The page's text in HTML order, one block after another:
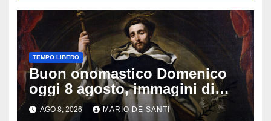
TEMPO LIBERO
Buon onomastico Domenico
oggi 8 agosto, immagini di
auguri da condividere
AGO 8, 2026 MARIO DE SANTI